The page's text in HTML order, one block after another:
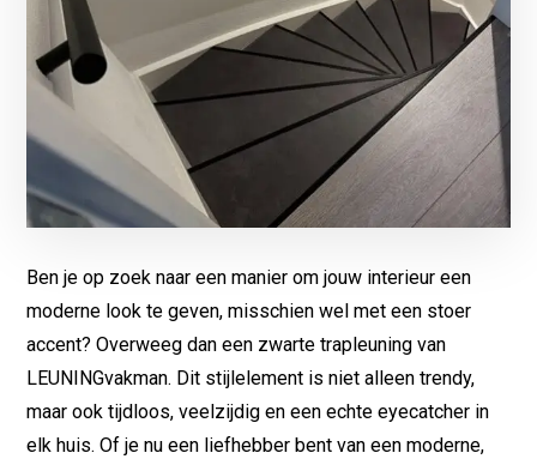
Ben je op zoek naar een manier om jouw interieur een
moderne look te geven, misschien wel met een stoer
accent? Overweeg dan een zwarte trapleuning van
LEUNINGvakman. Dit stijlelement is niet alleen trendy,
maar ook tijdloos, veelzijdig en een echte eyecatcher in
elk huis. Of je nu een liefhebber bent van een moderne,